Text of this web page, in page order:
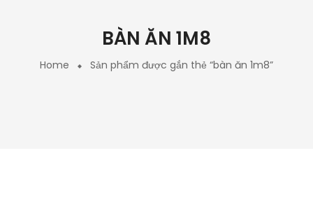
BÀN ĂN 1M8
Home Sản phẩm được gắn thẻ “bàn ăn 1m8”